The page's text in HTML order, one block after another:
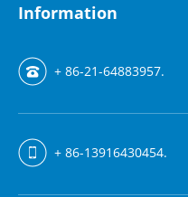
Information
+ 86-21-64883957.
+ 86-13916430454.